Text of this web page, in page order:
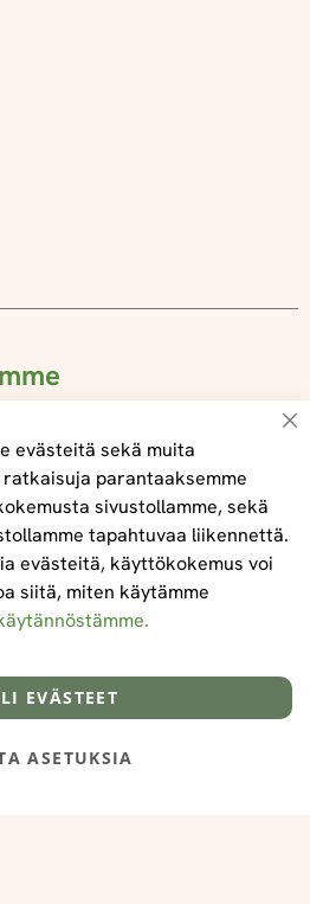
Tilaa
Toimitus- ja maksuehdot
evästeitä sekä muita
parantaaksemme
sivustollamme, sekä
tapahtuvaa liikennettä.
evästeitä, käyttökokemus voi
siitä, miten käytämme
EVÄSTEET
ASETUKSIA